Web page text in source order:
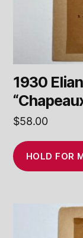
1930
$58.00
HOLD FOR